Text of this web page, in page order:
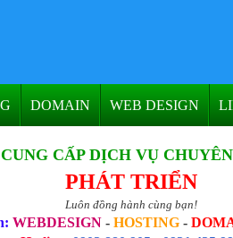
DOMAIN WEB DESIGN
CẤP DỊCH VỤ
PHÁT TRIỂN
Luôn đồng hành cùng bạn!
WEBDESIGN - HOSTING -